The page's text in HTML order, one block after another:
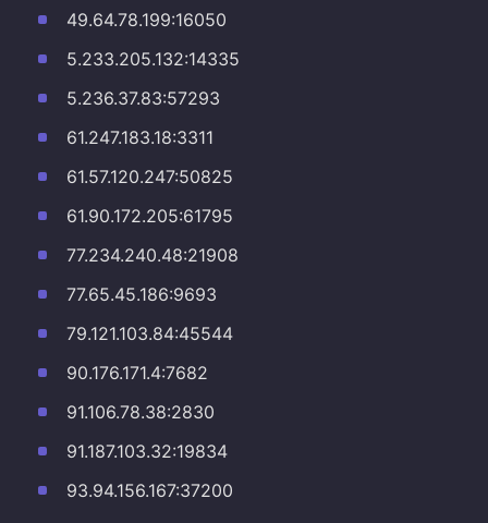
49.64.78.199:16050
5.233.205.132:14335
5.236.37.83:57293
61.247.183.18:3311
61.57.120.247:50825
61.90.172.205:61795
77.234.240.48:21908
77.65.45.186:9693
79.121.103.84:45544
90.176.171.4:7682
91.106.78.38:2830
91.187.103.32:19834
93.94.156.167:37200